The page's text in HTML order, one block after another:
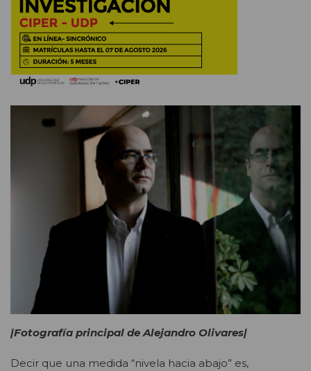
|Fotografía principal de Alejandro Olivares|
Decir que una medida “nivela hacia abajo” es,